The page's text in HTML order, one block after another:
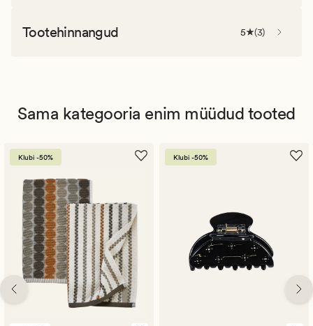
Tootehinnangud 5 (3)
Sama kategooria enim müüdud tooted
Klubi -50% Klubi -50%